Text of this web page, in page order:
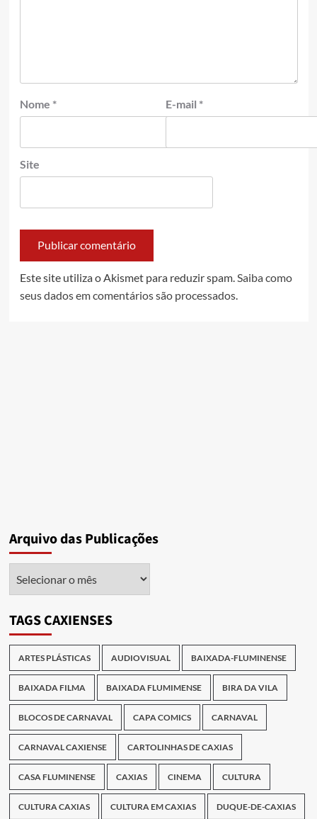
Nome * E-mail *
Site
Este site utiliza o Akismet para reduzir spam. Saiba como
seus dados em comentários são processados.
Arquivo das Publicações
TAGS CAXIENSES
ARTES PLÁSTICAS AUDIOVISUAL BAIXADA-FLUMINENSE
BAIXADA FILMA BAIXADA FLUMIMENSE BIRA DA VILA
BLOCOS DE CARNAVAL CAPA COMICS CARNAVAL
CARNAVAL CAXIENSE CARTOLINHAS DE CAXIAS
CASA FLUMINENSE CAXIAS CINEMA CULTURA
CULTURA CAXIAS CULTURA EM CAXIAS DUQUE-DE-CAXIAS